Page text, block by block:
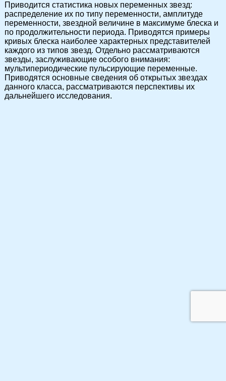
Приводится статистика новых переменных звезд:
распределение их по типу переменности, амплитуде
переменности, звездной величине в максимуме блеска и
по продолжительности периода. Приводятся примеры
кривых блеска наиболее характерных представителей
каждого из типов звезд. Отдельно рассматриваются
звезды, заслуживающие особого внимания:
мультипериодические пульсирующие переменные.
Приводятся основные сведения об открытых звездах
данного класса, рассматриваются перспективы их
дальнейшего исследования.